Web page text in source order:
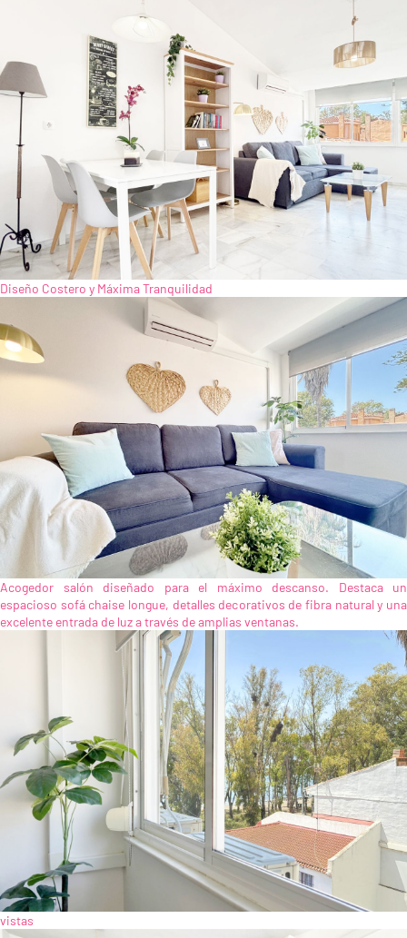
Diseño Costero y Máxima Tranquilidad
Acogedor salón diseñado para el máximo descanso. Destaca un
espacioso sofá chaise longue, detalles decorativos de fibra natural y una
excelente entrada de luz a través de amplias ventanas.
vistas